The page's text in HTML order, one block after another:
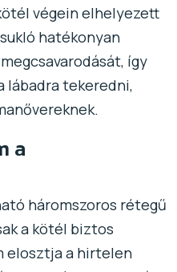
végein elhelyezett
hatékonyan
így
lábadra tekeredni,
a
háromszoros rétegű
a kötél biztos
elosztja a hirtelen